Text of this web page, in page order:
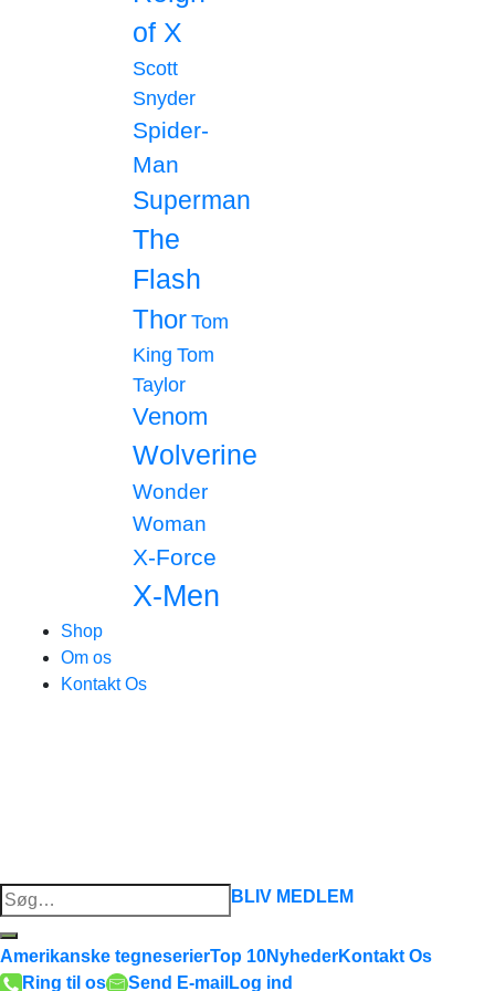
of X
Scott
Snyder
Spider-
Man
Superman
The
Flash
Thor Tom
King Tom
Taylor
Venom
Wolverine
Wonder
Woman
X-Force
X-Men
Shop
Om os
Kontakt Os
Søg
efter:
BLIV MEDLEM
Amerikanske tegneserierTop 10NyhederKontakt Os
Ring til os
Send E-mail Log ind